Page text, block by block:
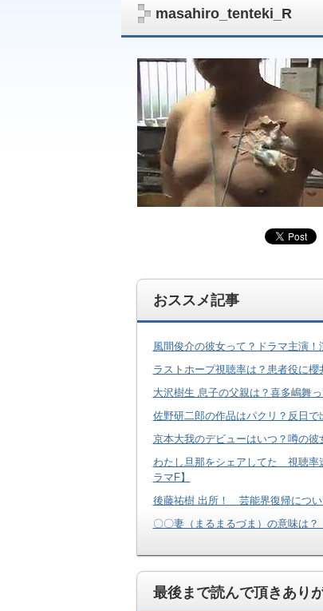
masahiro_tenteki_R
おススメ記事
風間俊介の彼女って？ドラマ主演
ラストホープ視聴率は？患者役に櫻
大沢樹生 息子の父親は？喜多嶋舞
佐野研二郎の作品はパクリ？反日
京本大我のデビューはいつ？噂の彼
わたし旦那をシェアしてた 視聴率
ラマF】
後藤祐樹 出所！ 芸能界復帰につい
〇〇妻（まるまるづま）の意味は
最後まで読んで頂きあり